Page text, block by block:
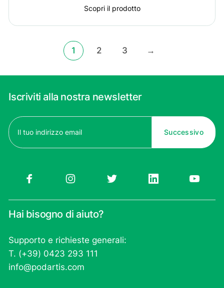
Scopri il prodotto
1 2 3 →
Iscriviti alla nostra newsletter
Email
(Obbligatorio)
Hai bisogno di aiuto?
Supporto e richieste generali:
T. (+39) 0423 293 111
info@podartis.com